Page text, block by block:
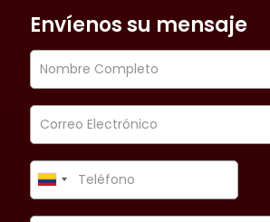
Envíenos su mensaje